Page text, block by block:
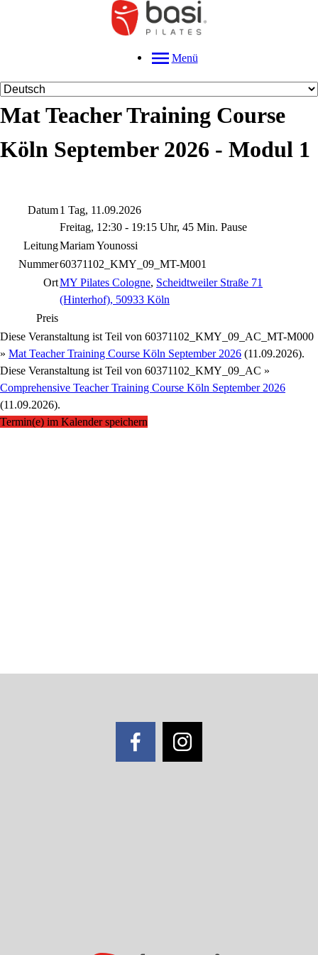
Menü
Mat Teacher Training Course
Köln September 2026 - Modul 1
Datum1 Tag, 11.09.2026
Freitag, 12:30 - 19:15 Uhr, 45 Min. Pause
LeitungMariam Younossi
Nummer60371102_KMY_09_MT-M001
OrtMY Pilates Cologne, Scheidtweiler Straße 71
(Hinterhof), 50933 Köln
Preis
Diese Veranstaltung ist Teil von 60371102_KMY_09_AC_MT-M000
» Mat Teacher Training Course Köln September 2026 (11.09.2026).
Diese Veranstaltung ist Teil von 60371102_KMY_09_AC »
Comprehensive Teacher Training Course Köln September 2026
(11.09.2026).
Termin(e) im Kalender speichern